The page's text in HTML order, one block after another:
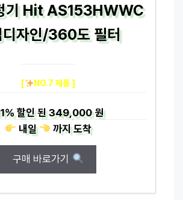
기 Hit AS153HWWC
디자인/360도 필터
[ NO.7 제품 ]
할인 된349,000 원
내일
까지도착
구매 바로가기